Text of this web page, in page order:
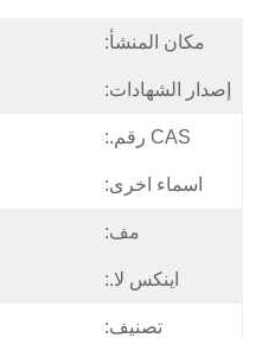
مكان المنشأ:
إصدار الشهادات:
CAS رقم.:
اسماء اخرى:
مف:
اينكس لا.:
تصنيف: